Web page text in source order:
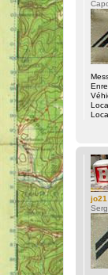
jo21